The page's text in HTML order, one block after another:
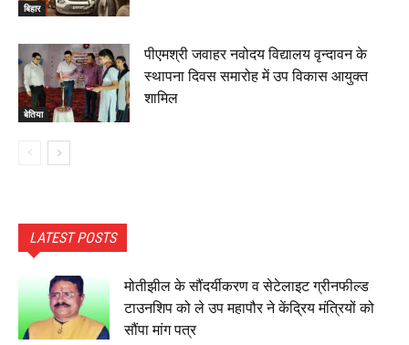
बिहार
बेतिया
पीएमश्री जवाहर नवोदय विद्यालय वृन्दावन के
स्थापना दिवस समारोह में उप विकास आयुक्त
शामिल
LATEST POSTS
मोतीझील के सौंदर्यीकरण व सेटेलाइट ग्रीनफील्ड
टाउनशिप को ले उप महापौर ने केंद्रिय मंत्रियों को
सौंपा मांग पत्र